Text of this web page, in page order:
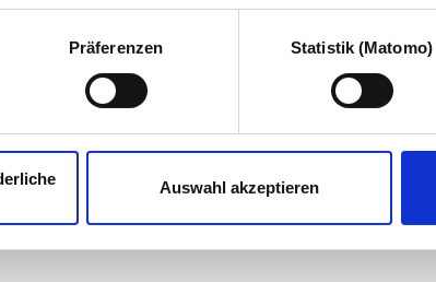
Präferenzen Statistik (Matomo)
Auswahl akzeptieren